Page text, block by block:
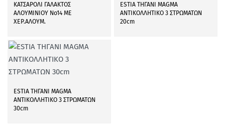
ΚΑΤΣΑΡΟΛΙ ΓΑΛΑΚΤΟΣ
ΑΛΟΥΜΙΝΙΟΥ Νο14 ΜΕ
ΧΕΡ.ΑΛΟΥΜ.
ESTIA ΤΗΓΑΝΙ MAGMA
ΑΝΤΙΚΟΛΛΗΤΙΚΟ 3 ΣΤΡΩΜΑΤΩΝ
20cm
ESTIA ΤΗΓΑΝΙ MAGMA
ΑΝΤΙΚΟΛΛΗΤΙΚΟ 3 ΣΤΡΩΜΑΤΩΝ
30cm